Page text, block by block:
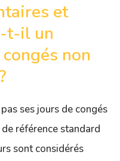
et
t-il un
non
ses jours de congés
référence standard
sont considérés